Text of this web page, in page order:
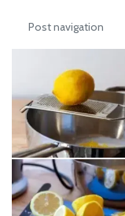
Post navigation